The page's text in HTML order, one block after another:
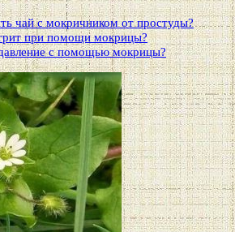
чай с мокричником от простуды?
при помощи мокрицы?
с помощью мокрицы?